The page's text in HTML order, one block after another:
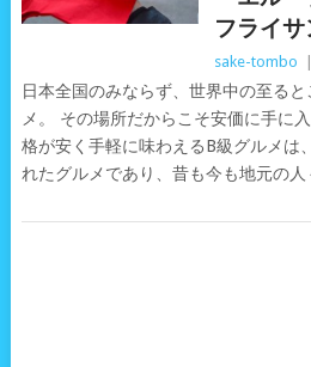
フライサ
sake-tombo
日本全国のみならず、世界中の至る
メ。 その場所だからこそ安価に手に
格が安く手軽に味わえるB級グルメは
れたグルメであり、昔も今も地元の人